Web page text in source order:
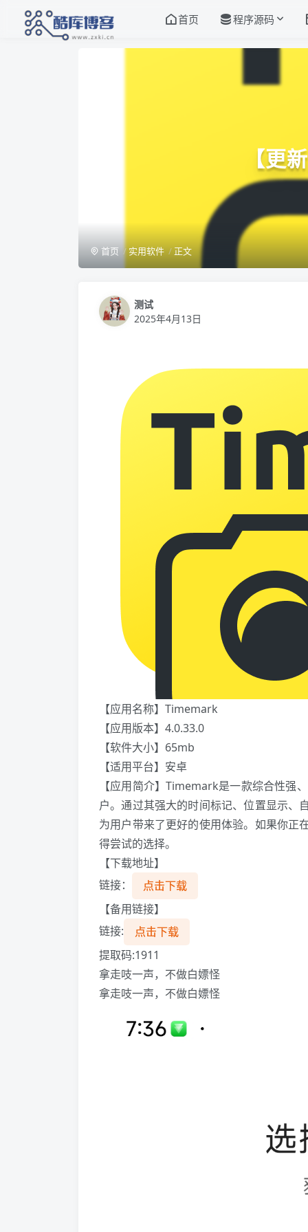
首页 程序源码
【更
首页 实用软件 正文
测试
2025年4月13日
【应用名称】Timemark
【应用版本】4.0.33.0
【软件大小】65mb
【适用平台】安卓
【应用简介】Timemark是一款综合性强
户。通过其强大的时间标记、位置显示
为用户带来了更好的使用体验。如果你
得尝试的选择。
【下载地址】
链接：
点击下载
【备用链接】
链接:
点击下载
提取码:1911
拿走吱一声，不做白嫖怪
拿走吱一声，不做白嫖怪